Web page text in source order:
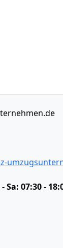
Sa: 07:30 -